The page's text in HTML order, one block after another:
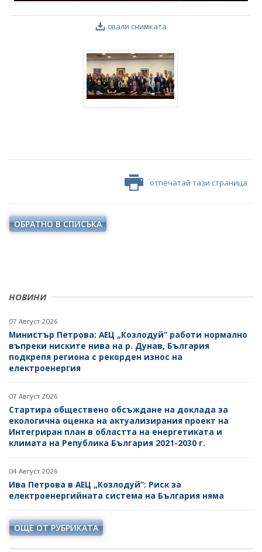
НОВИНИ
07 Август 2026
Министър Петрова: АЕЦ „Козлодуй“ работи нормално
въпреки ниските нива на р. Дунав, България
подкрепя региона с рекорден износ на
електроенергия
07 Август 2026
Стартира обществено обсъждане на доклада за
екологична оценка на актуализирания проект на
Интегриран план в областта на енергетиката и
климата на Република България 2021-2030 г.
04 Август 2026
Ива Петрова в АЕЦ „Козлодуй“: Риск за
електроенергийната система на България няма
ОЩЕ ОТ РУБРИКАТА
свали снимката
отпечатай тази страница
ОБРАТНО В СПИСЪКА